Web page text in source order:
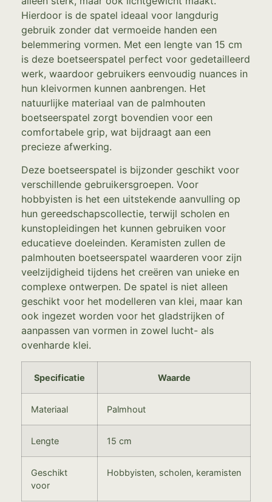
Hierdoor is de spatel ideaal voor langdurig
gebruik zonder dat vermoeide handen een
belemmering vormen. Met een lengte van 15 cm
is deze boetseerspatel perfect voor gedetailleerd
werk, waardoor gebruikers eenvoudig nuances in
hun kleivormen kunnen aanbrengen. Het
natuurlijke materiaal van de palmhouten
boetseerspatel zorgt bovendien voor een
comfortabele grip, wat bijdraagt aan een
precieze afwerking.
Deze boetseerspatel is bijzonder geschikt voor
verschillende gebruikersgroepen. Voor
hobbyisten is het een uitstekende aanvulling op
hun gereedschapscollectie, terwijl scholen en
kunstopleidingen het kunnen gebruiken voor
educatieve doeleinden. Keramisten zullen de
palmhouten boetseerspatel waarderen voor zijn
veelzijdigheid tijdens het creëren van unieke en
complexe ontwerpen. De spatel is niet alleen
geschikt voor het modelleren van klei, maar kan
ook ingezet worden voor het gladstrijken of
aanpassen van vormen in zowel lucht- als
ovenharde klei.
Specificatie Waarde
Materiaal Palmhout
Lengte 15 cm
Geschikt
voor
Hobbyisten, scholen, keramisten